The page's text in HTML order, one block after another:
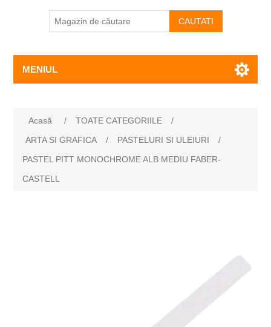
CAUTATI
MENIUL
Acasă / TOATE CATEGORIILE
/
ARTA SI GRAFICA
/ PASTELURI SI ULEIURI
/
PASTEL PITT MONOCHROME ALB MEDIU FABER-
CASTELL